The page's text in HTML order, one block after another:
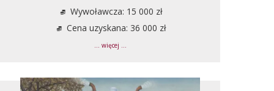
Wywoławcza: 15 000 zł
Cena uzyskana: 36 000 zł
... więcej ...